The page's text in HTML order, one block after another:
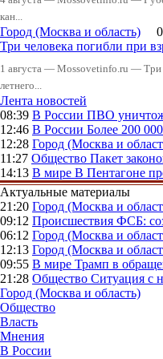
кан...
Город (Москва и область)
Три человека погибли при
1 августа — Mossovetinfo.ru — Три
летнего...
Лента новостей
08:39 В России ПВО
12:46 В России Более 200
12:28 Город (Москва и
11:27 Общество Пакет
14:13 В мире В Пентагоне
Актуальные материалы
21:20 Город (Москва и
09:12 Происшествия ФСБ:
06:12 Город (Москва и
12:13 Город (Москва и
09:55 В мире Трамп в
21:28 Общество Ситуация с
Город (Москва и область)
Общество
Власть
Мнения
В России